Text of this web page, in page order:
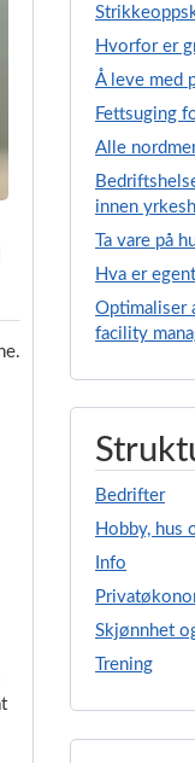
Hvorfor er
Å leve med
Fettsuging
Alle
innen
Ta vare på
Hva er
Optimaliser
facility
Bedrifter
Hobby, hus
Info
Skjønnhet
Trening